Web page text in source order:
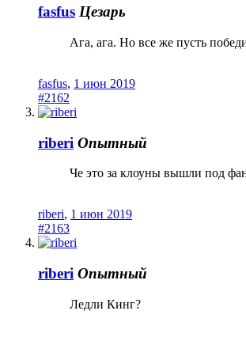
fasfus Цезарь
Ага, ага. Но все же пусть
fasfus, 1 июн 2019
#2162
riberi Опытный
Че это за клоуны вышли под
riberi, 1 июн 2019
#2163
riberi Опытный
Ледли Кинг?